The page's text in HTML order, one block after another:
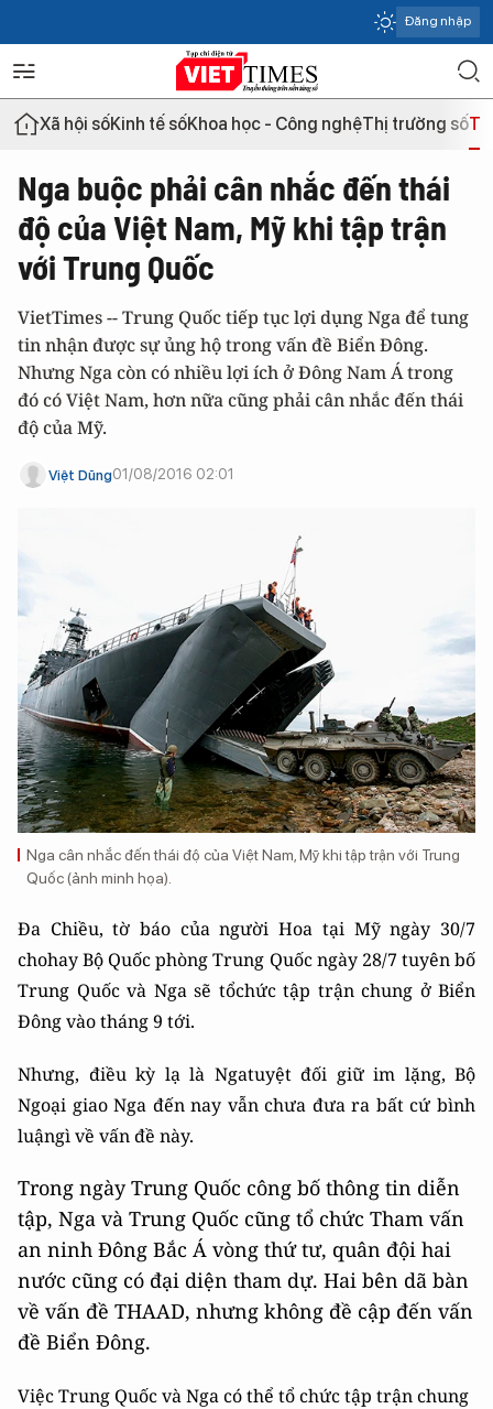
Đăng nhập
Xã hội sốKinh tế sốKhoa học - Công nghệThị trường số
Nga buộc phải cân nhắc đến thái
độ của Việt Nam, Mỹ khi tập trận
với Trung Quốc
VietTimes -- Trung Quốc tiếp tục lợi dụng Nga để tung
tin nhận được sự ủng hộ trong vấn đề Biển Đông.
Nhưng Nga còn có nhiều lợi ích ở Đông Nam Á trong
đó có Việt Nam, hơn nữa cũng phải cân nhắc đến thái
độ của Mỹ.
Việt Dũng01/08/2016 02:01
Nga cân nhắc đến thái độ của Việt Nam, Mỹ khi tập trận với Trung
Quốc (ảnh minh họa).
Đa Chiều, tờ báo của người Hoa tại Mỹ ngày 30/7
chohay Bộ Quốc phòng Trung Quốc ngày 28/7 tuyên bố
Trung Quốc và Nga sẽ tổchức tập trận chung ở Biển
Đông vào tháng 9 tới.
Nhưng, điều kỳ lạ là Ngatuyệt đối giữ im lặng, Bộ
Ngoại giao Nga đến nay vẫn chưa đưa ra bất cứ bình
luậngì về vấn đề này.
Trong ngày Trung Quốc công bố thông tin diễn
tập, Nga và Trung Quốc cũng tổ chức Tham vấn
an ninh Đông Bắc Á vòng thứ tư, quân đội hai
nước cũng có đại diện tham dự. Hai bên dã bàn
về vấn đề THAAD, nhưng không đề cập đến vấn
đề Biển Đông.
Việc Trung Quốc và Nga có thể tổ chức tập trận chung